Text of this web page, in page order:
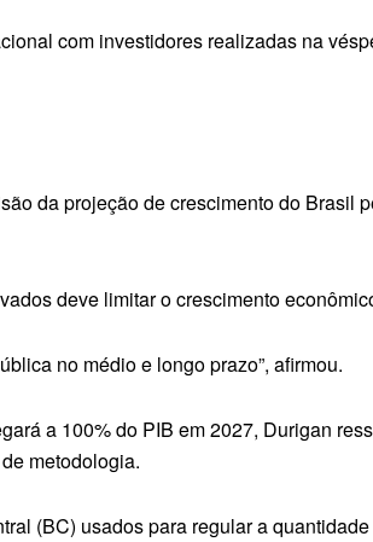
com investidores realizadas na
da projeção de crescimento do Brasil
deve limitar o crescimento
no médio e longo prazo”, afirmou.
a 100% do PIB em 2027, Durigan
metodologia.
(BC) usados para regular a